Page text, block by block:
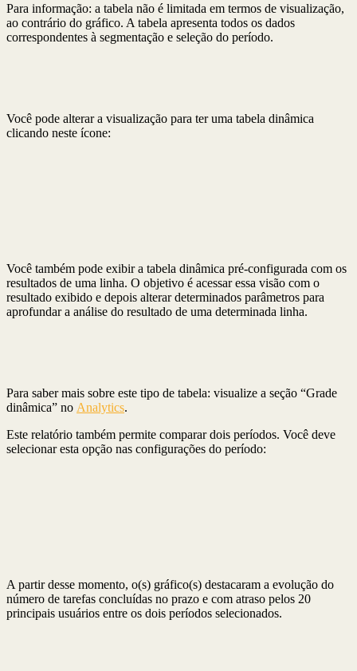
Para informação: a tabela não é limitada em termos de visualização,
ao contrário do gráfico. A tabela apresenta todos os dados
correspondentes à segmentação e seleção do período.
Você pode alterar a visualização para ter uma tabela dinâmica
clicando neste ícone:
Você também pode exibir a tabela dinâmica pré-configurada com os
resultados de uma linha. O objetivo é acessar essa visão com o
resultado exibido e depois alterar determinados parâmetros para
aprofundar a análise do resultado de uma determinada linha.
Para saber mais sobre este tipo de tabela: visualize a seção “Grade
dinâmica” no Analytics.
Este relatório também permite comparar dois períodos. Você deve
selecionar esta opção nas configurações do período:
A partir desse momento, o(s) gráfico(s) destacaram a evolução do
número de tarefas concluídas no prazo e com atraso pelos 20
principais usuários entre os dois períodos selecionados.